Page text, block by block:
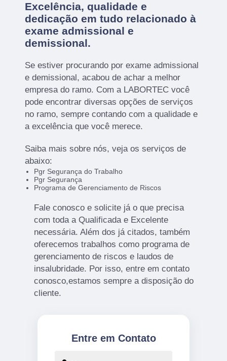
Excelência, qualidade e
dedicação em tudo relacionado à
exame admissional e
demissional.
Se estiver procurando por exame admissional
e demissional, acabou de achar a melhor
empresa do ramo. Com a LABORTEC você
pode encontrar diversas opções de serviços
no ramo, sempre contando com a qualidade e
a excelência que você merece.
Saiba mais sobre nós, veja os serviços de
abaixo:
Pgr Segurança do Trabalho
Pgr Segurança
Programa de Gerenciamento de Riscos
Fale conosco e solicite já o que precisa
com toda a Qualificada e Excelente
necessária. Além dos já citados, também
oferecemos trabalhos como programa de
gerenciamento de riscos e laudos de
insalubridade. Por isso, entre em contato
conosco,estamos sempre a disposição do
cliente.
Entre em Contato